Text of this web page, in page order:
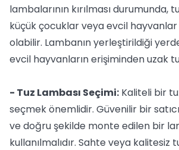
lambalarının kırılması durumunda,
küçük çocuklar veya evcil
olabilir. Lambanın yerleştirildiği
evcil hayvanların erişiminden uzak
- Tuz Lambası Seçimi: Kaliteli bir
seçmek önemlidir. Güvenilir bir
ve doğru şekilde monte edilen bir
kullanılmalıdır. Sahte veya kalitesiz